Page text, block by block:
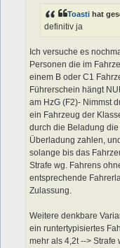
Toasti hat
definitiv ja
Ich versuche es
Personen die im
einem B oder C1
Führerschein hängt
am HzG (F2)- Nimmst
ein Fahrzeug der
durch die Beladung
Überladung zahlen,
solange bis das
Strafe wg. Fahrens
entsprechende
Zulassung.
Weitere denkbare
ein runtertypisiertes
mehr als 4,2t -->